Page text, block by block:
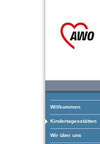
Willkommen
Kindertagesstätten
Wir über uns